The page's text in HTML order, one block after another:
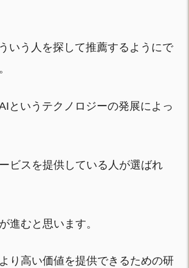
いう人を探して推薦するようにで
というテクノロジーの発展によっ
ビスを提供している人が選ばれ
進むと思います。
り高い価値を提供できるための研